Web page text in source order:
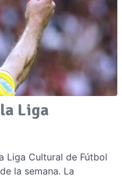
Liga
Liga Cultural de Fútbol
la semana. La